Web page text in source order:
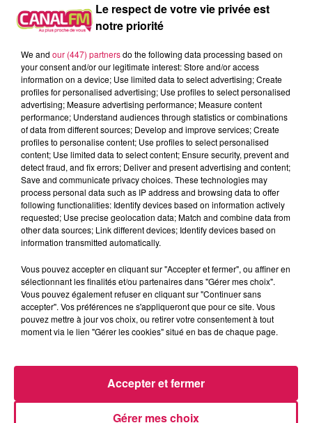
9h00 - 13h00
la ligne des auditeurs
9h57
9h57
JULIEN LIEB ET OTTA
Dis-Moi Où ?
9h54
9h54
Together
9h45
9h45
Juste Un Peu
LES ARTICLES LES PLUS CONSULTÉS
CHALEUR ET RISQUE
Le respect de votre vie privée est
notre priorité
We and our (447) partnersdo the following data processing based on
your consent and/or our legitimate interest: Store and/or access
information on a device; Use limited data to select advertising; Create
profiles for personalised advertising; Use profiles to select personalised
advertising; Measure advertising performance; Measure content
performance; Understand audiences through statistics or combinations
of data from different sources; Develop and improve services; Create
profiles to personalise content; Use profiles to select personalised
content; Use limited data to select content; Ensure security, prevent and
detect fraud, and fix errors; Deliver and present advertising and content;
Save and communicate privacy choices. These technologies may
process personal data such as IP address and browsing data to offer
following functionalities: Identify devices based on information actively
requested; Use precise geolocation data; Match and combine data from
other data sources; Link different devices; Identify devices based on
information transmitted automatically.
Vous pouvez accepter en cliquant sur "Accepter et fermer", ou affiner en
sélectionnant les finalités et/ou partenaires dans "Gérer mes choix".
Vous pouvez également refuser en cliquant sur "Continuer sans
accepter". Vos préférences ne s'appliqueront que pour ce site. Vous
pouvez mettre à jour vos choix, ou retirer votre consentement à tout
moment via le lien "Gérer les cookies" situé en bas de chaque page.
Gérer mes choix
Accepter et fermer